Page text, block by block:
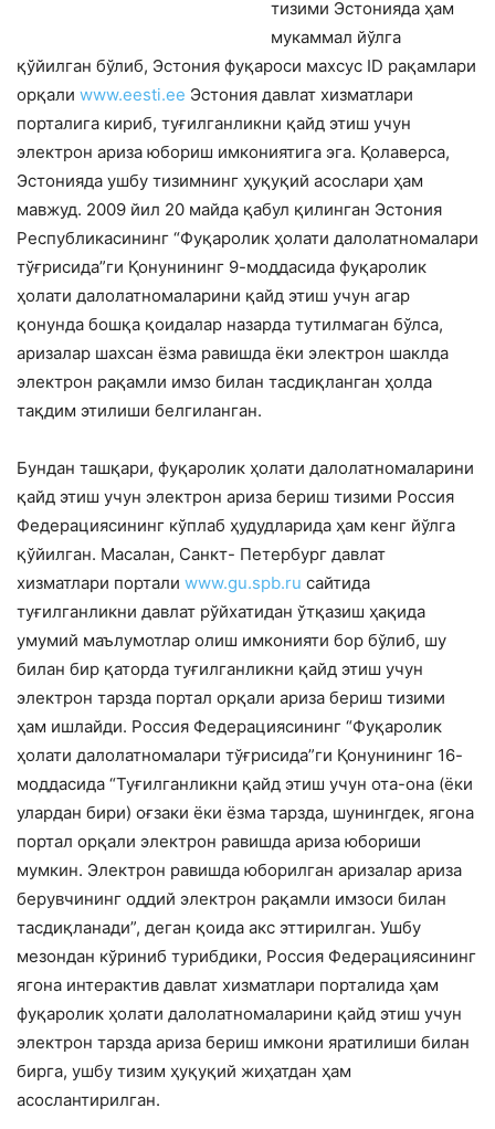
тизими Эстонияда ҳам
мукаммал йўлга
қўйилган бўлиб, Эстония фуқароси махсус ID рақамлари
орқали www.eesti.ee Эстония давлат хизматлари
порталига кириб, туғилганликни қайд этиш учун
электрон ариза юбориш имкониятига эга. Қолаверса,
Эстонияда ушбу тизимнинг ҳуқуқий асослари ҳам
мавжуд. 2009 йил 20 майда қабул қилинган Эстония
Республикасининг “Фуқаролик ҳолати далолатномалари
тўғрисида”ги Қонунининг 9-моддасида фуқаролик
ҳолати далолатномаларини қайд этиш учун агар
қонунда бошқа қоидалар на­зарда тутилмаган бўлса,
аризалар шахсан ёзма равишда ёки электрон шаклда
элек­трон рақамли имзо билан тасдиқланган ҳолда
тақдим этилиши белгиланган.
Бундан ташқари, фуқаролик ҳолати далолатномаларини
қайд этиш учун электрон ариза бериш тизими Россия
Федерациясининг кўплаб ҳудудларида ҳам кенг йўлга
қўйилган. Масалан, Санкт- Петербург давлат
хизматлари портали www.gu.spb.ru сайтида
туғилганликни давлат рўйхатидан ўтқазиш ҳақида
умумий маълумотлар олиш имконияти бор бўлиб, шу
билан бир қаторда туғилганликни қайд этиш учун
электрон тарзда портал орқали ариза бериш тизими
ҳам ишлайди. Россия Федерациясининг “Фуқаролик
ҳолати далолатномалари тўғрисида”ги Қонунининг 16-
моддасида “Туғилганликни қайд этиш учун ота-она (ёки
улардан бири) оғзаки ёки ёзма тарзда, шунингдек, ягона
пор­тал орқали электрон равишда ариза юбориши
мумкин. Электрон равишда юборилган аризалар ариза
берувчининг оддий электрон рақамли имзоси билан
тасдиқланади”, деган қоида акс эттирил­ган. Ушбу
мезондан кўриниб турибдики, Россия Федерациясининг
ягона интерак­тив давлат хизматлари порталида ҳам
фуқаролик ҳолати далолатномаларини қайд этиш учун
электрон тарзда ариза бериш имкони яратилиши билан
бирга, ушбу тизим ҳуқуқий жиҳатдан ҳам
асослантирилган.